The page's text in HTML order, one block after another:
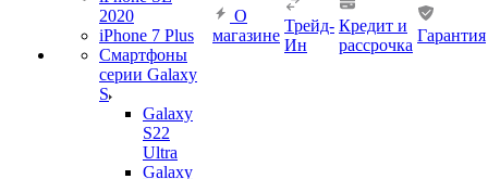
2020
iPhone 7 Plus
Смартфоны
серии Galaxy
S
Galaxy
S22
Ultra
Galaxy
О
магазине
Трейд-
Ин
Кредит и
рассрочка
Гарантия